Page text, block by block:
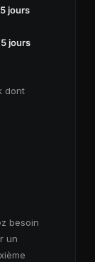
jours
jours
dont
besoin
un